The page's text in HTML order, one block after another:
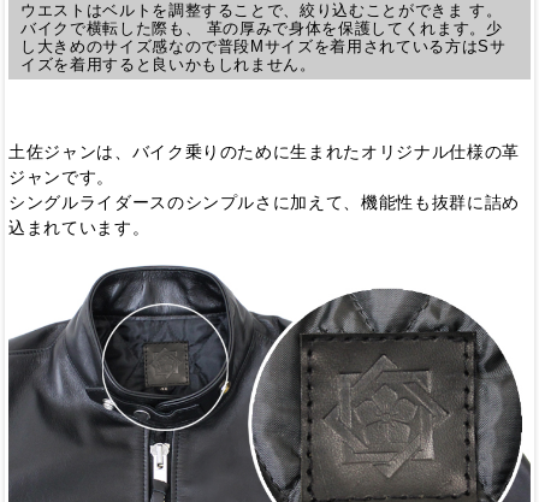
ウエストはベルトを調整することで、絞り込むことができま す。
バイクで横転した際も、 革の厚みで身体を保護してくれます。少
し大きめのサイズ感なので普段Mサイズを着用されている方はSサ
イズを着用すると良いかもしれません。
土佐ジャンは、バイク乗りのために生まれたオリジナル仕様の革
ジャンです。
シングルライダースのシンプルさに加えて、機能性も抜群に詰め
込まれています。